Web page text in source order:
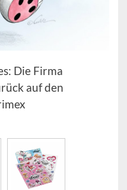
Die Firma
auf den